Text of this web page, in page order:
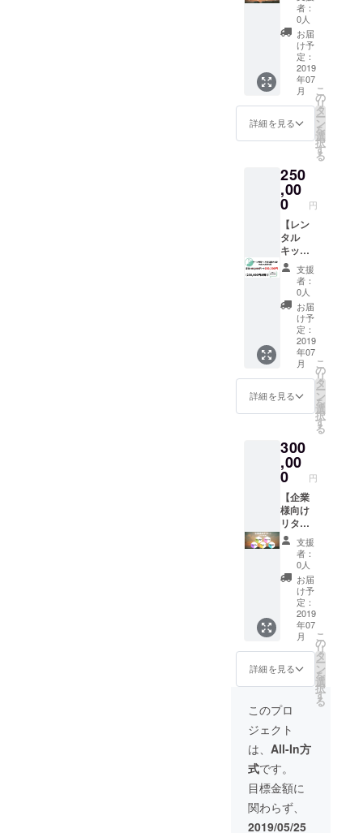
～！」
と言っ
てもら
いたい
イベン
トや催
し物に
ぴった
りで
す。 場
時
Rooter
にて 有
効期
間：7月
～11月
末日迄
有効
置 特典
３：半
年間
（最大
週１
回）2時
間利用
権 期
間：
2019年
7月～
6月末
7まで ※
各週1日
まで1日
2時間ま
でにな
ります
（定
価、毎
週使う
とする
と24万
各レン
タル2時
間以降
は追加
費用が
かかり
ます
おすす
め企業
様☆ 自
分で事
業をし
たり何
かを企
画した
りして
いる方
が集ま
タルス
ペー
ス！ 意
欲的に
活動さ
れてい
る方に
向けて
PR活動
をした
い企業
様にお
ススメ
です！
特典
１：ス
タッフT
シャツ
に御社
名をス
サー様
として
記載 特
典２：1
年間レ
ンタル
スペー
ス内チ
ラシ設
置 特典
３：1年
間（最
大週１
回）2時
間利用
権 特典
４：HP
に1年間
バナー
設置 期
間：
2019年
7月～
2020年
6月末
者：
0人
お届
け予
定：
2019
年07
月
詳細を見る
こ
の
リ
タ
ー
ン
を
選
択
す
る
250
,00
0 円
【レン
タル
キッチ
ンス
ペース2
時間1年
間利
用】 名
の通り
レンタ
ルキッ
チンス
ペース
利用 2
時間の1
年間利
ターン
です 神
様レベ
ルです
ね笑 使
用期
限：
2019.7.
8〜
2020.7.
7まで ※
各週1日
まで1日
2時間ま
でにな
ります
（定
価、毎
日使う
とする
と48
万？
笑） ※
各レン
タル2時
間以降
は追加
料金が
発生い
たしま
支援
者：
0人
お届
け予
定：
2019
年07
月
詳細を見る
こ
の
リ
タ
ー
ン
を
選
択
す
る
300
,00
0 円
【企業
様向け
リター
ンその
3】 ☆
おすす
め企業
様☆ 自
分で事
業をし
たり何
かを企
画した
りして
いる方
が集ま
るレン
タルス
ペー
ス！ 意
欲的に
活動さ
れてい
る方に
向けて
PR活動
支援
者：
0人
お届
け予
定：
2019
年07
月
詳細を見る
こ
の
リ
タ
ー
ン
を
選
択
す
る
このプロ
ジェクト
は、 All-In方
式です。
目標金額に
関わらず、
2019/05/25